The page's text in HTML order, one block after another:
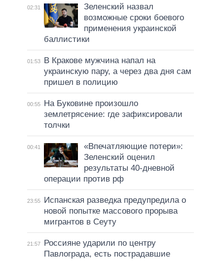
02:31
Зеленский назвал
возможные сроки боевого
применения украинской
баллистики
01:53
В Кракове мужчина напал на
украинскую пару, а через два дня сам
пришел в полицию
00:55
На Буковине произошло
землетрясение: где зафиксировали
толчки
00:41
«Впечатляющие потери»:
Зеленский оценил
результаты 40-дневной
операции против рф
23:55
Испанская разведка предупредила о
новой попытке массового прорыва
мигрантов в Сеуту
21:57
Россияне ударили по центру
Павлограда, есть пострадавшие